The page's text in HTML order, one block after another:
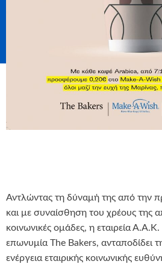
Αντλώντας τη δύναμή της από την
και με συναίσθηση του χρέους της
κοινωνικές ομάδες, η εταιρεία
επωνυμία The Bakers, ανταποδίδει
ενέργεια εταιρικής κοινωνικής